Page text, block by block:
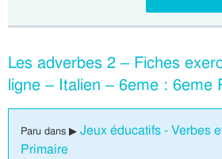
Les adverbes 2 – Fiches
ligne – Italien – 6eme : 6eme
Paru dans ▶ Jeux éducatifs - Verbes
Primaire